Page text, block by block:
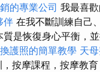
的專業公司 我最喜
伴 在我不斷訓練自己
是恢復身心平衡，
換護照的簡單教學 天
按摩課程，按摩教育